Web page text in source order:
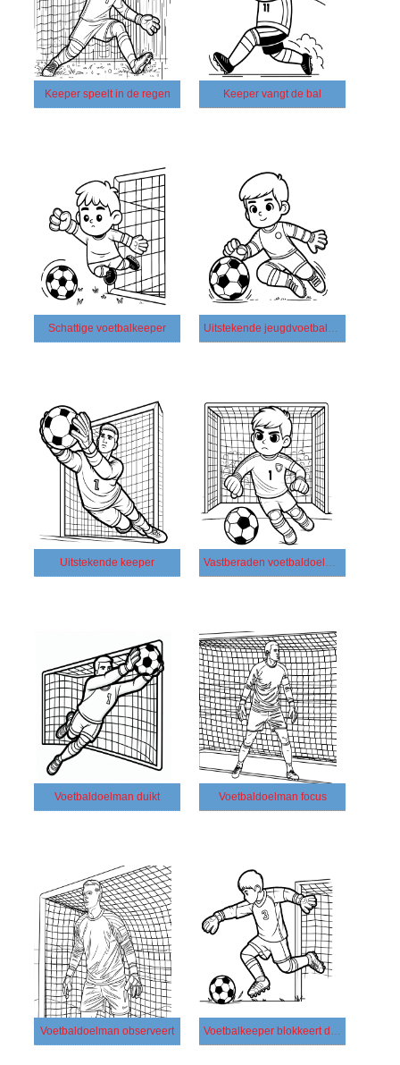
Keeper speelt in de regen Keeper vangt de bal
Schattige voetbalkeeper Uitstekende jeugdvoetbalkeeper
Uitstekende keeper Vastberaden voetbaldoelman
Voetbaldoelman duikt Voetbaldoelman focus
Voetbaldoelman observeert Voetbalkeeper blokkeert de bal